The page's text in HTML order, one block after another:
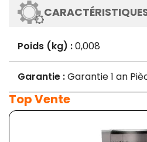
Poids (kg) :0,008
Garantie :Garantie 1 an
Top Vente